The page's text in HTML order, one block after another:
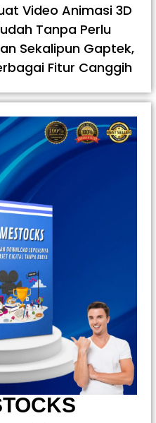
Video Animasi 3D
Tanpa Perlu
Sekalipun Gaptek,
Fitur Canggih